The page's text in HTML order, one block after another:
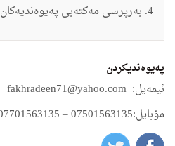
4. به‌رپرسى مه‌كته‌بى په‌یوه‌ندیه‌كان
په‌یوه‌ندیكردن
ئیمه‌یل:
مۆبایل:07501563135 – 07701563135